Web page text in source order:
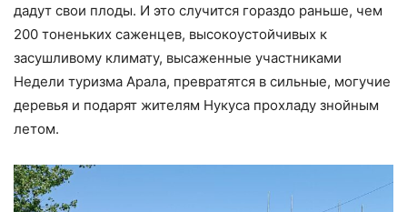
дадут свои плоды. И это случится гораздо раньше, чем
200 тоненьких саженцев, высокоустойчивых к
засушливому климату, высаженные участниками
Недели туризма Арала, превратятся в сильные, могучие
деревья и подарят жителям Нукуса прохладу знойным
летом.